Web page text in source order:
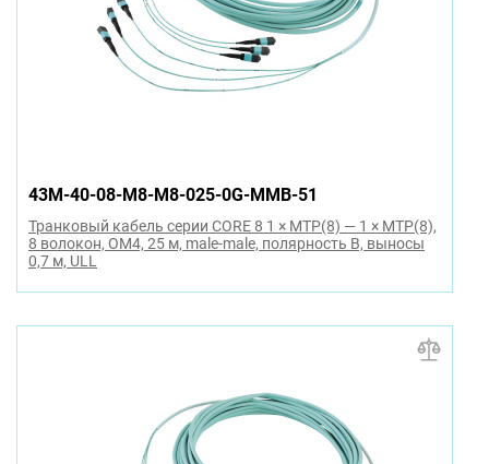
43M-40-08-M8-M8-025-0G-MMB-51
Транковый кабель серии CORE 8 1 × MTP(8) — 1 × MTP(8),
8 волокон, OM4, 25 м, male-male, полярность B, выносы
0,7 м, ULL